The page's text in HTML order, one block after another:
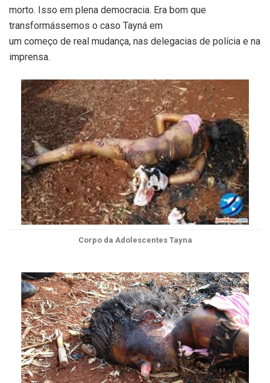
morto. Isso em plena democracia. Era bom que
transformássemos o caso Tayná em
um começo de real mudança, nas delegacias de polícia e na
imprensa.
Corpo da Adolescentes Tayna